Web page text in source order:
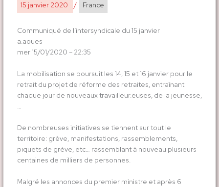
15 janvier 2020 / France
Communiqué de l’intersyndicale du 15 janvier
a.aoues
mer 15/01/2020 – 22:35
La mobilisation se poursuit les 14, 15 et 16 janvier pour le
retrait du projet de réforme des retraites, entraînant
chaque jour de nouveaux travailleur.euses, de la jeunesse,
…
De nombreuses initiatives se tiennent sur tout le
territoire: grève, manifestations, rassemblements,
piquets de grève, etc… rassemblant à nouveau plusieurs
centaines de milliers de personnes.
Malgré les annonces du premier ministre et après 6